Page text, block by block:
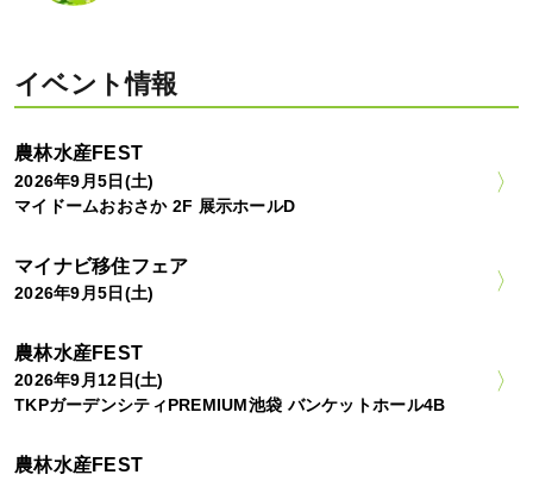
イベント情報
農林水産FEST
2026年9月5日(土)
マイドームおおさか 2F 展示ホールD
マイナビ移住フェア
2026年9月5日(土)
農林水産FEST
2026年9月12日(土)
TKPガーデンシティPREMIUM池袋 バンケットホール4B
農林水産FEST